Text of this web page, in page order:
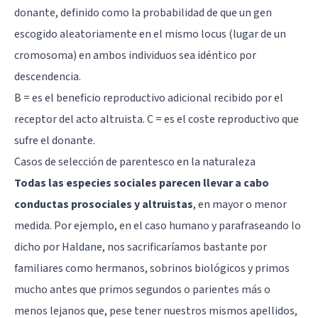
donante, definido como la probabilidad de que un gen
escogido aleatoriamente en el mismo locus (lugar de un
cromosoma) en ambos individuos sea idéntico por
descendencia.
B = es el beneficio reproductivo adicional recibido por el
receptor del acto altruista. C = es el coste reproductivo que
sufre el donante.
Casos de selección de parentesco en la naturaleza
Todas las especies sociales parecen llevar a cabo
conductas prosociales y altruistas, en mayor o menor
medida. Por ejemplo, en el caso humano y parafraseando lo
dicho por Haldane, nos sacrificaríamos bastante por
familiares como hermanos, sobrinos biológicos y primos
mucho antes que primos segundos o parientes más o
menos lejanos que, pese tener nuestros mismos apellidos,